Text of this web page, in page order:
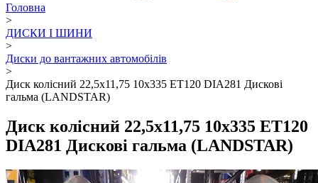
Головна
>
ДИСКИ І ШИНИ
>
Диски до вантажних автомобілів
>
Диск колісний 22,5х11,75 10х335 ET120 DIA281 Дискові
гальма (LANDSTAR)
Диск колісний 22,5х11,75 10х335 ET120
DIA281 Дискові гальма (LANDSTAR)